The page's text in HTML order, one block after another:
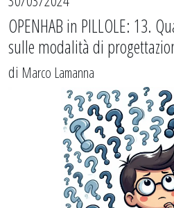
OPENHAB in PILLOLE: 13.
sulle modalità di
di Marco Lamanna